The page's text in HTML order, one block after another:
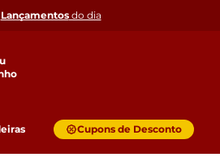
Lançamentosdo dia
Cupons de Desconto